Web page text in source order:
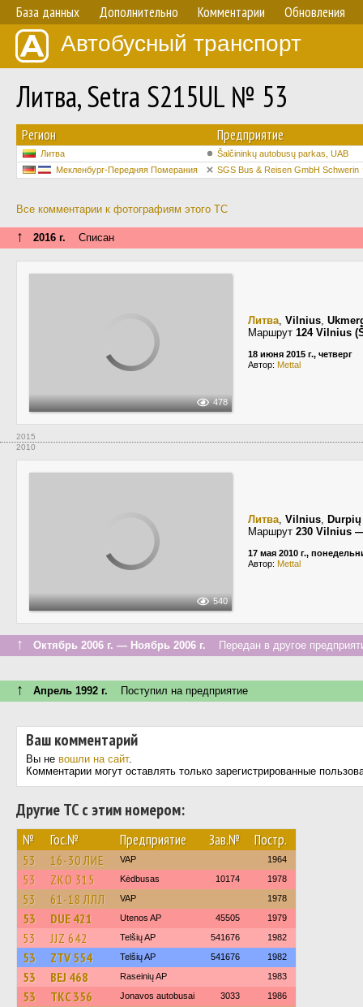
База данных Дополнительно Комментарии Обновления
Автобусный транспорт
Литва, Setra S215UL № 53
Регион Предприятие
Литва
Šalčininkų autobusų parkas, UAB
Мекленбург-Передняя Померания
SGS Bus & Reisen GmbH Schwerin
Все комментарии к фотографиям этого ТС
↑ 2016 г. Списан
478
Литва, Vilnius,
Маршрут 124 Vilnius
18 июня 2015 г., четверг
Автор: Mettal
2015
2010
540
Литва, Vilnius,
Маршрут 230 Vilnius
17 мая 2010 г.,
Автор: Mettal
↑ Октябрь 2006 г. — Ноябрь 2006 г. Передан в другое
↑ Апрель 1992 г. Поступил на предприятие
Ваш комментарий
Вы не вошли на сайт.
Комментарии могут оставлять только зарегистрированные
Другие ТС с этим номером:
№ Гос.№ Предприятие Зав.№ Постр.
53 16-30 ЛИЕ VAP 1964
53 ZKO 315 Kėdbusas 10174 1978
53 61-18 ЛЛЛ VAP 1978
53 DUE 421 Utenos AP 45505 1979
53 JJZ 642 Telšių AP 541676 1982
53 ZTV 554 Telšių AP 541676 1982
53 BEJ 468 Raseinių AP 1983
53 TKC 356 Jonavos autobusai 3033 1986